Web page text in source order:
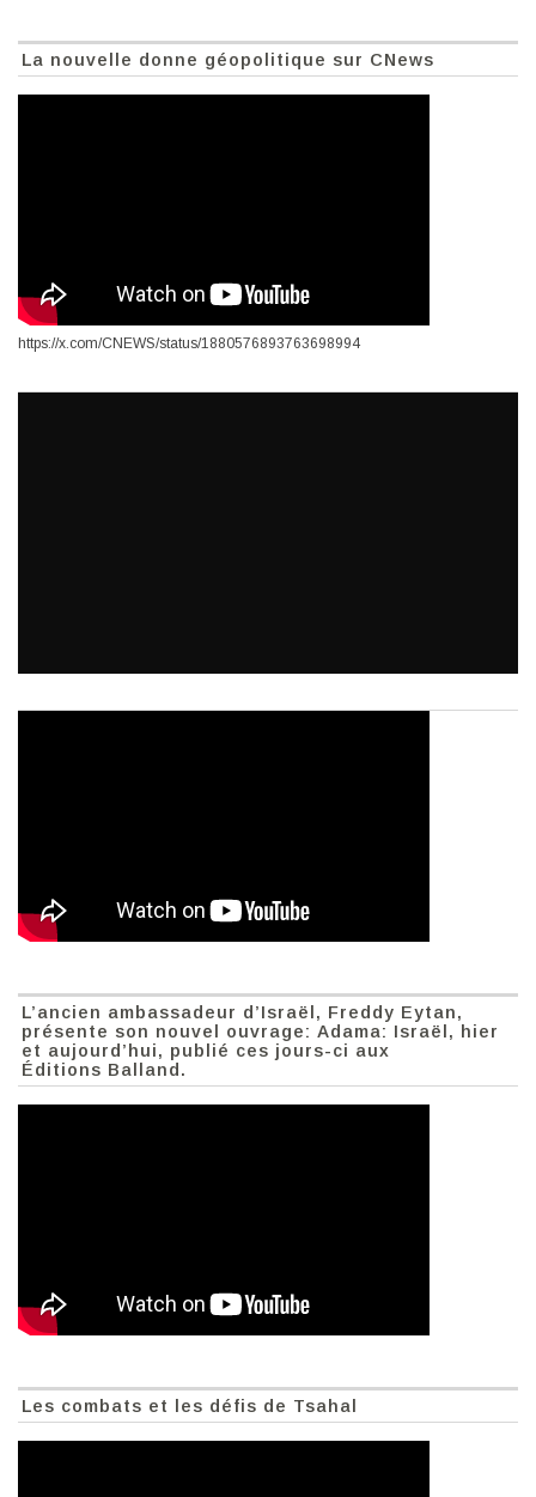
La nouvelle donne géopolitique sur CNews
https://x.com/CNEWS/status/1880576893763698994
L’ancien ambassadeur d’Israël, Freddy Eytan,
présente son nouvel ouvrage: Adama: Israël, hier
et aujourd’hui, publié ces jours-ci aux
Éditions Balland.
Les combats et les défis de Tsahal